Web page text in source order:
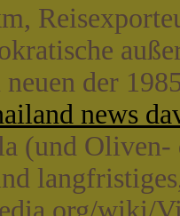
der
news
(und Oliven-